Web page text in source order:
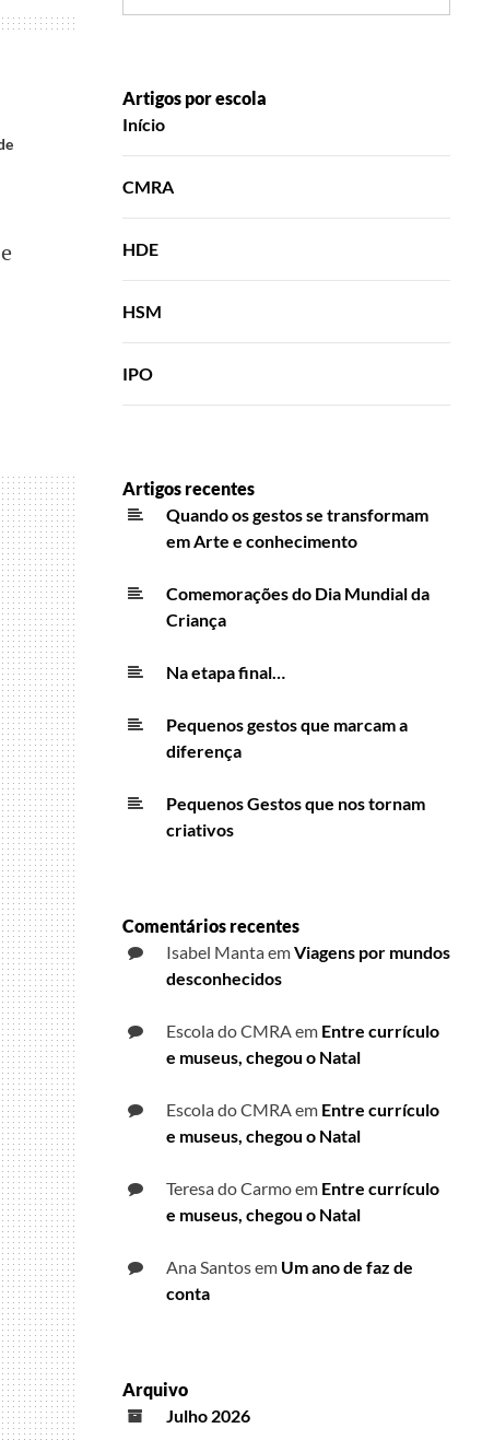
Artigos por escola
Início
CMRA
HDE
HSM
IPO
Artigos recentes
Quando os gestos se transformam
em Arte e conhecimento
Comemorações do Dia Mundial da
Criança
Na etapa final…
Pequenos gestos que marcam a
diferença
Pequenos Gestos que nos tornam
criativos
Comentários recentes
Isabel MantaemViagens por mundos
desconhecidos
Escola do CMRAem Entre currículo
e museus, chegou o Natal
Escola do CMRAem Entre currículo
e museus, chegou o Natal
Teresa do Carmoem Entre currículo
e museus, chegou o Natal
Ana Santosem Um ano de faz de
conta
Arquivo
Julho 2026